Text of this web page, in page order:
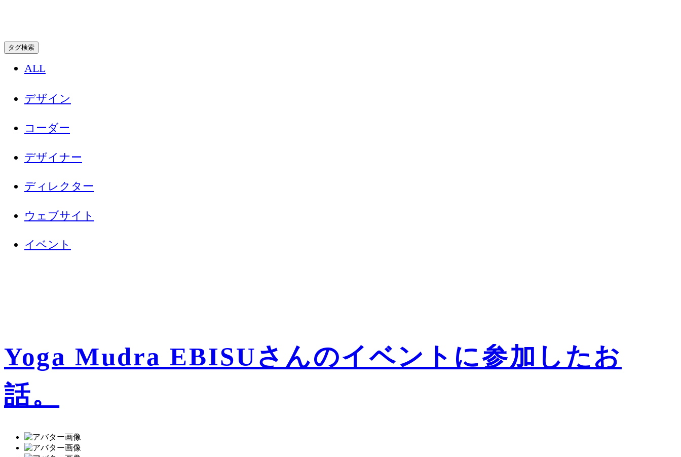
タグ検索
ALL
デザイン
コーダー
デザイナー
ディレクター
ウェブサイト
イベント
Yoga Mudra EBISUさんのイベントに参加したお
話。